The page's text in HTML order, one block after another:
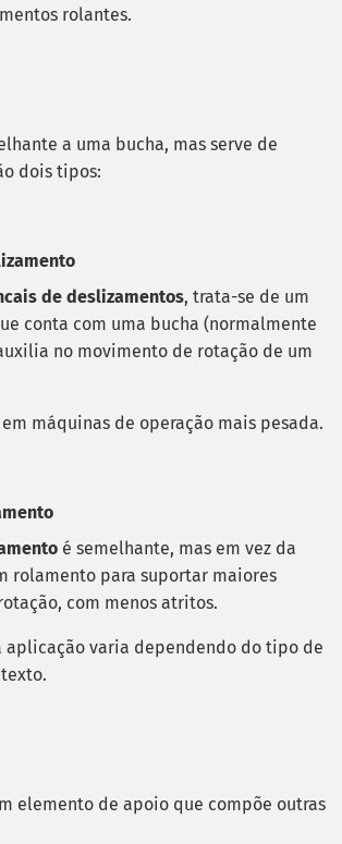
rolantes.
a uma bucha, mas serve de
dois tipos:
de deslizamentos, trata-se de um
conta com uma bucha (normalmente
no movimento de rotação de um
máquinas de operação mais pesada.
é semelhante, mas em vez da
rolamento para suportar maiores
com menos atritos.
aplicação varia dependendo do tipo de
elemento de apoio que compõe outras